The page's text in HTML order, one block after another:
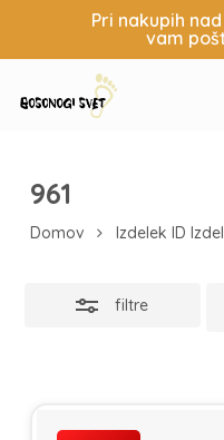
content
Pri nakupih
vam
Košarica
961
Domov Izdelek ID
filtre